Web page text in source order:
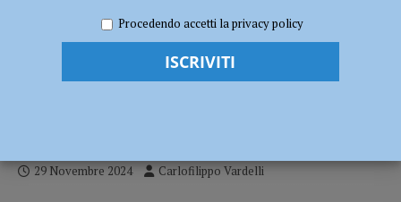
doppio appuntamento con Elite e Serie B al Beltrametti
Rugby – Weekend Lyons: domenica
29 Novembre 2024 Carlofilippo Vardelli
Procedendo accetti la privacy policy